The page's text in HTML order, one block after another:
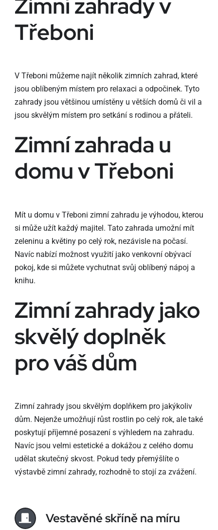
Třeboni
V Třeboni můžeme najít několik zimních zahrad, které
jsou oblíbeným místem pro relaxaci a odpočinek. Tyto
zahrady jsou většinou umístěny u větších domů či vil a
jsou skvělým místem pro setkání s rodinou a přáteli.
Zimní zahrada u
domu v Třeboni
Mít u domu v Třeboni zimní zahradu je výhodou, kterou
si může užít každý majitel. Tato zahrada umožní mít
zeleninu a květiny po celý rok, nezávisle na počasí.
Navíc nabízí možnost využití jako venkovní obývací
pokoj, kde si můžete vychutnat svůj oblíbený nápoj a
knihu.
Zimní zahrady jako
skvělý doplněk
pro váš dům
Zimní zahrady jsou skvělým doplňkem pro jakýkoliv
dům. Nejenže umožňují růst rostlin po celý rok, ale také
poskytují příjemné posazení s výhledem na zahradu.
Navíc jsou velmi estetické a dokážou z celého domu
udělat skutečný skvost. Pokud tedy přemýšlíte o
výstavbě zimní zahrady, rozhodně to stojí za zvážení.
Vestavěné skříně na míru